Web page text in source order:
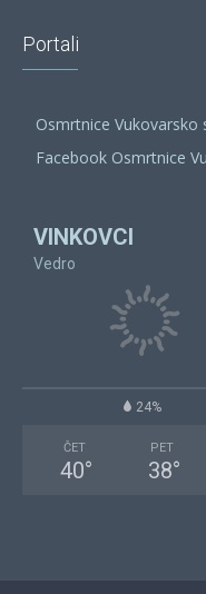
Portali
Osmrtnice Vukovarsko
Facebook Osmrtnice
VINKOVCI
Vedro
24%
ČET
40°
PET
38°